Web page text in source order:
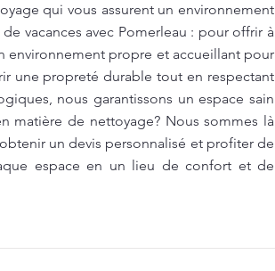
qui vous assurent un environnement
vacances avec Pomerleau : pour offrir à
environnement propre et accueillant pour
une propreté durable tout en respectant
nous garantissons un espace sain
matière de nettoyage? Nous sommes là
un devis personnalisé et profiter de
espace en un lieu de confort et de